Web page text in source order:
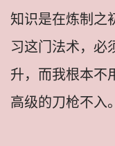
知识是在炼制之
习这门法术，必
升，而我根本不
高级的刀枪不入